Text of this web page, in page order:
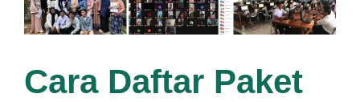
Cara Daftar Paket